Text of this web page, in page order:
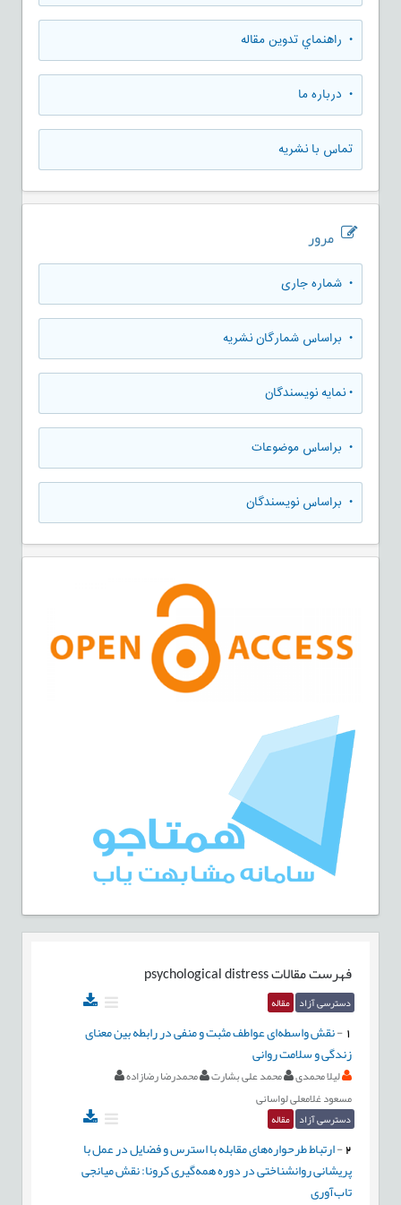
• راهنماي تدوين مقاله
• درباره ما
تماس با نشریه
مرور
• شماره جاری
• براساس شمارگان نشریه
•نمایه نویسندگان
• براساس موضوعات
• براساس نویسندگان
فهرست مقالاتpsychological distress
دسترسی آزاد مقاله
-نقش واسطه‌ای عواطف مثبت و منفی در رابطه بین معنای
زندگی و سلامت روانی
لیلا محمدی محمد علی بشارت
محمدرضا رضازاده
مسعود غلامعلی لواسانی
دسترسی آزاد مقاله
2
-ارتباط طرحواره‌‌های مقابله با استرس و فضایل در عمل با
پریشانی روانشناختی در دوره همه‌‌گیری کرونا: نقش میانجی
تاب‌‌‌‌آوری